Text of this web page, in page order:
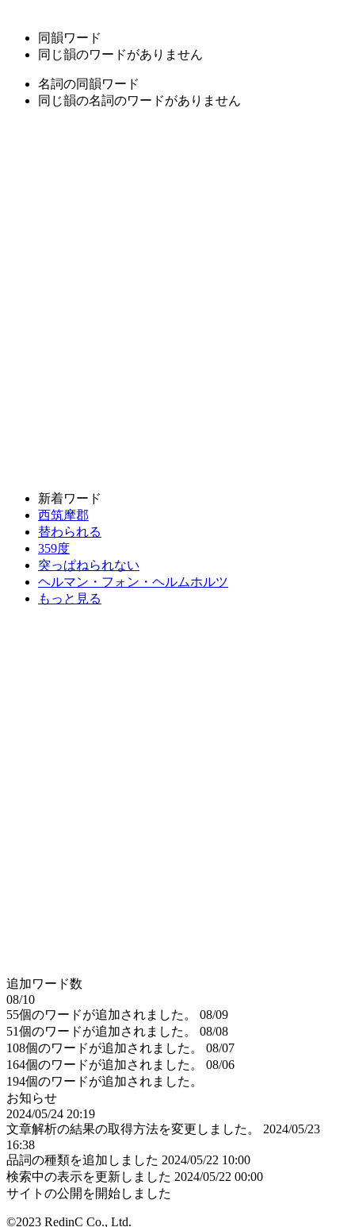
同韻ワード
同じ韻のワードがありません
名詞の同韻ワード
同じ韻の名詞のワードがありません
新着ワード
西筑摩郡
替わられる
359度
突っぱねられない
ヘルマン・フォン・ヘルムホルツ
もっと見る
追加ワード数
08/10
55個のワードが追加されました。
08/09
51個のワードが追加されました。
08/08
108個のワードが追加されました。
08/07
164個のワードが追加されました。
08/06
194個のワードが追加されました。
お知らせ
2024/05/24 20:19
文章解析の結果の取得方法を変更しました。
2024/05/23
16:38
品詞の種類を追加しました 2024/05/22 10:00
検索中の表示を更新しました 2024/05/22 00:00
サイトの公開を開始しました
©2023 RedinC Co., Ltd.